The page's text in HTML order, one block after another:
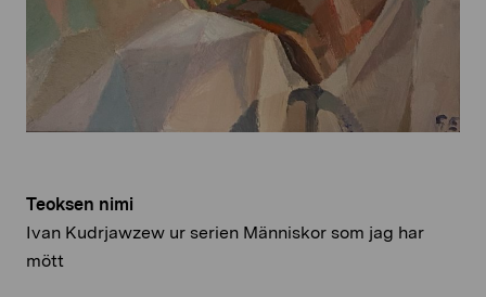
Teoksen nimi
Ivan Kudrjawzew ur serien Människor som jag har
mött